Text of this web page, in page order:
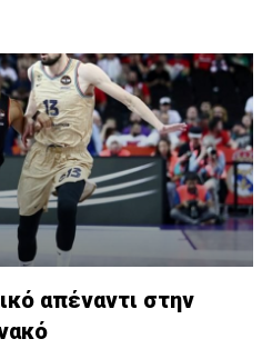
όλος ο οργανισμός του
απέναντι στην